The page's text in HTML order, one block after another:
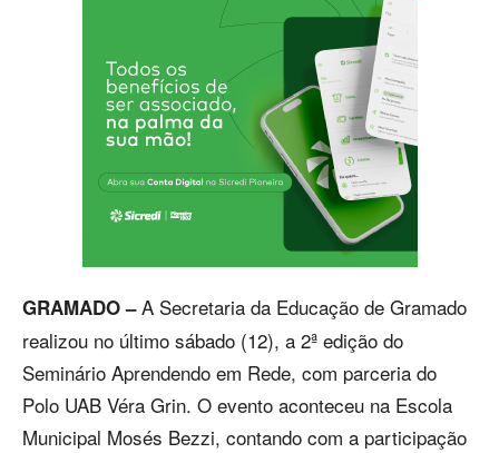
GRAMADO –A Secretaria da Educação de Gramado
realizou no último sábado (12), a 2ª edição do
Seminário Aprendendo em Rede, com parceria do
Polo UAB Véra Grin. O evento aconteceu na Escola
Municipal Mosés Bezzi, contando com a participação